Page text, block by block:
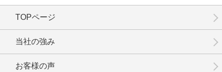
No.3-086
TOPページ
当社の強み
お客様の声